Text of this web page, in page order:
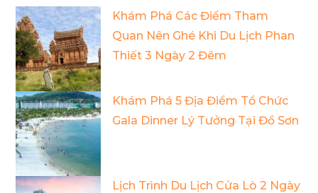
Khám Phá Các Điểm Tham
Quan Nên Ghé Khi Du Lịch Phan
Thiết 3 Ngày 2 Đêm
Khám Phá 5 Địa Điểm Tổ Chức
Gala Dinner Lý Tưởng Tại Đồ Sơn
Lịch Trình Du Lịch Cửa Lò 2 Ngày